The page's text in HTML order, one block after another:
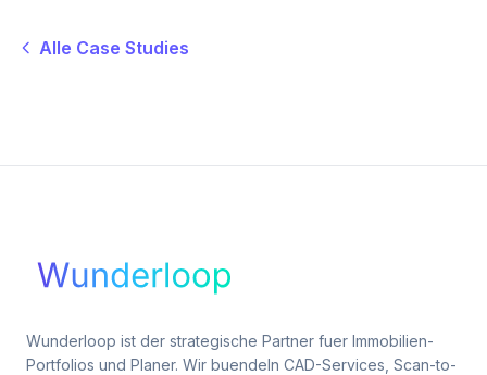
Alle Case Studies
Wunderloop ist der strategische Partner fuer Immobilien-
Portfolios und Planer. Wir buendeln CAD-Services, Scan-to-